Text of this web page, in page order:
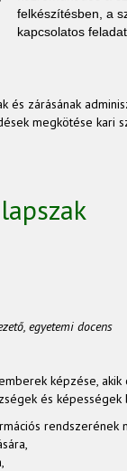
felkészítésben, a
kapcsolatos
zárásának
megkötése kari
egyetemi docens
képzése,
és képességek
rendszerének